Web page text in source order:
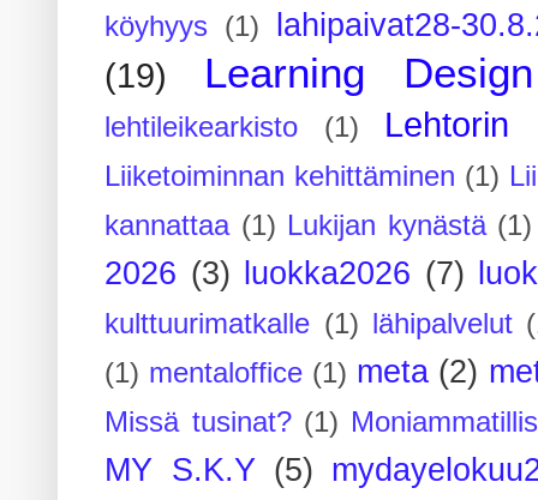
köyhyys (1) lahipaivat28-
(19) Learning Design
lehtileikearkisto (1) Lehtorin
Liiketoiminnan kehittäminen (1)
kannattaa (1) Lukijan kynästä (1)
2026 (3) luokka2026 (7)
kulttuurimatkalle (1) lähipalvelut
(1) mentaloffice (1) meta (2)
Missä tusinat? (1)
MY S.K.Y (5)